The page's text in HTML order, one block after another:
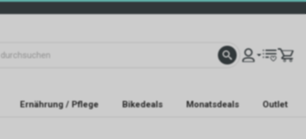
Ernährung / Pflege Bikedeals Monatsdeals Outlet